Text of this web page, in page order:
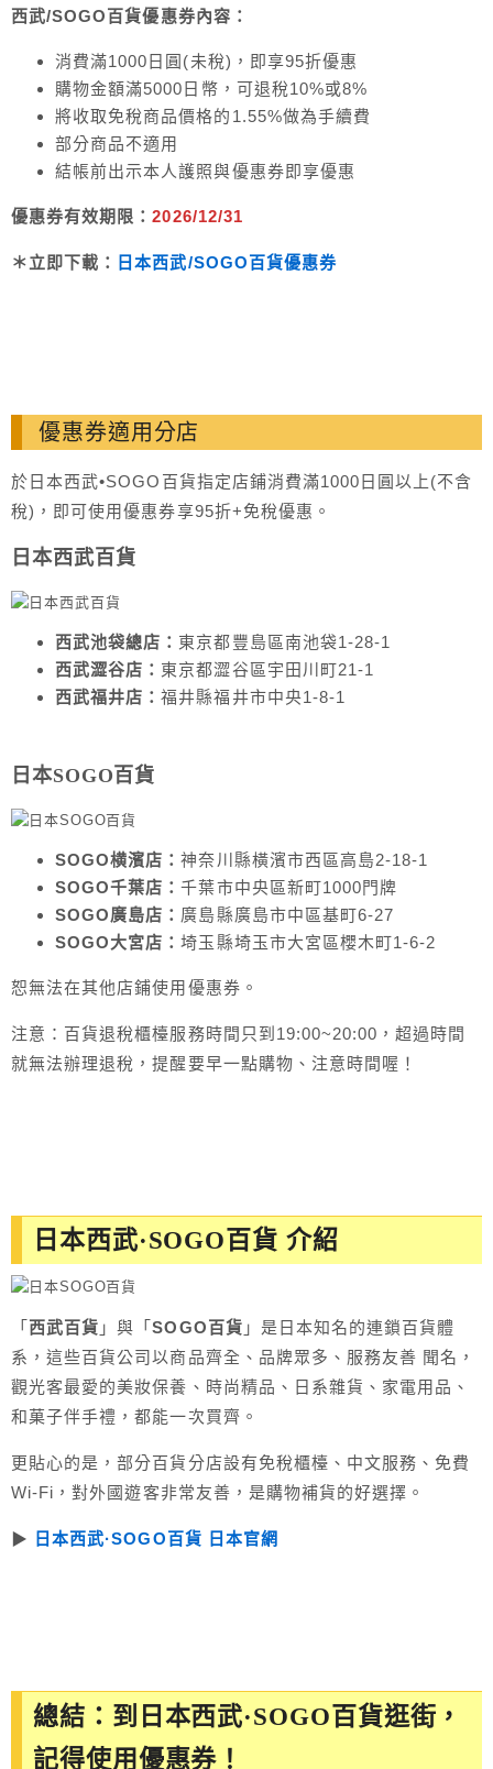
西武/SOGO百貨優惠券內容：
消費滿1000日圓(未稅)，即享95折優惠
購物金額滿5000日幣，可退稅10%或8%
將收取免稅商品價格的1.55%做為手續費
部分商品不適用
結帳前出示本人護照與優惠券即享優惠
優惠券有效期限：2026/12/31
＊立即下載： 日本西武/SOGO百貨優惠券
優惠券適用分店
於日本西武•SOGO百貨指定店鋪消費滿1000日圓以上(不含
稅)，即可使用優惠券享95折+免稅優惠。
日本西武百貨
西武池袋總店： 東京都豐島區南池袋1-28-1
西武澀谷店： 東京都澀谷區宇田川町21-1
西武福井店：福井縣福井市中央1-8-1
日本SOGO百貨
SOGO横濱店：神奈川縣橫濱市西區高島2-18-1
SOGO千葉店：千葉市中央區新町1000門牌
SOGO廣島店： 廣島縣廣島市中區基町6-27
SOGO大宮店：埼玉縣埼玉市大宮區櫻木町1-6-2
恕無法在其他店鋪使用優惠券。
注意：百貨退稅櫃檯服務時間只到19:00~20:00，超過時間
就無法辦理退稅，提醒要早一點購物、注意時間喔！
日本西武·SOGO百貨 介紹
「 西武百貨 」與「SOGO百貨 」是日本知名的連鎖百貨體
系，這些百貨公司以商品齊全、品牌眾多、服務友善 聞名，
觀光客最愛的美妝保養、時尚精品、日系雜貨、家電用品、
和菓子伴手禮，都能一次買齊。
更貼心的是，部分百貨分店設有免稅櫃檯、中文服務、免費
Wi-Fi，對外國遊客非常友善，是購物補貨的好選擇。
▶︎ 日本西武·SOGO百貨 日本官網
總結：到日本西武·SOGO百貨逛街，
記得使用優惠券！